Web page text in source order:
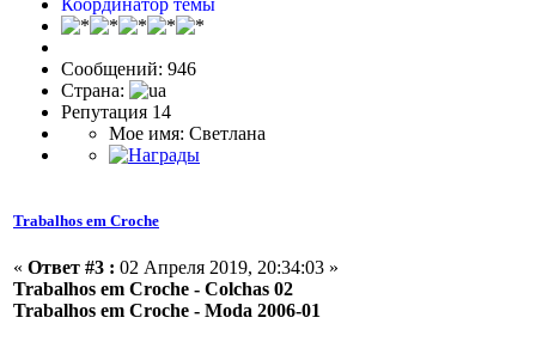
Координатор темы
Сообщений: 946
Страна:
Репутация 14
Мое имя: Светлана
Trabalhos em Croche
« Ответ #3 : 02 Апреля 2019, 20:34:03 »
Trabalhos em Croche - Colchas 02
Trabalhos em Croche - Moda 2006-01